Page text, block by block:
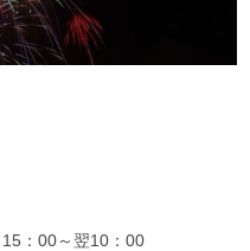
：00～翌10：00